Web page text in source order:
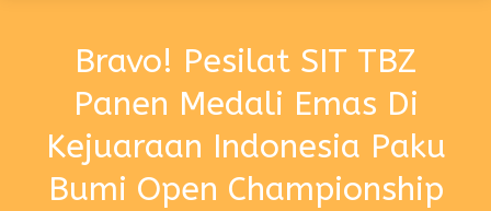
Bravo! Pesilat SIT TBZ
Panen Medali Emas Di
Kejuaraan Indonesia Paku
Bumi Open Championship